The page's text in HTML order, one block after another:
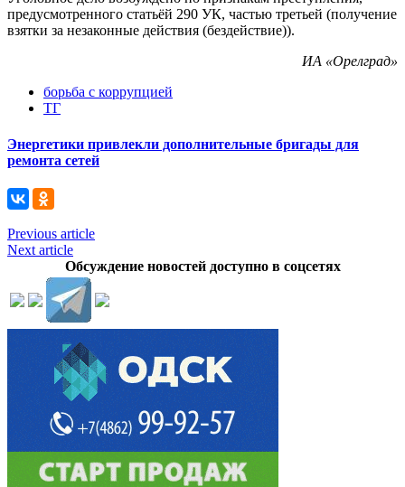
предусмотренного статьёй 290 УК, частью третьей (получение
взятки за незаконные действия (бездействие)).
ИА «Орелград»
борьба с коррупцией
ТГ
Энергетики привлекли дополнительные бригады для
ремонта сетей
Previous article
Next article
Обсуждение новостей доступно в соцсетях